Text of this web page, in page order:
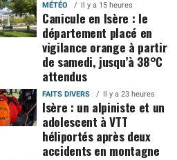
MÉTÉO Il y a 15 heures
Canicule en Isère : le
département placé en
vigilance orange à partir
de samedi, jusqu’à 38°C
attendus
FAITS DIVERS Il y a 23 heures
Isère : un alpiniste et un
adolescent à VTT
héliportés après deux
accidents en montagne